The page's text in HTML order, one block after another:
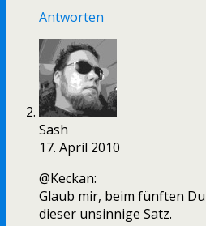
Antworten
Sash
17. April 2010
@Keckan:
Glaub mir, beim fünften
dieser unsinnige Satz.